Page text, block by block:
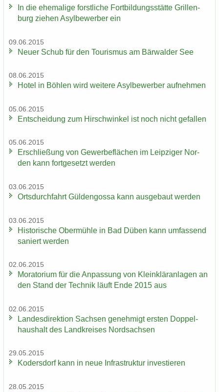
In die ehe­ma­li­ge forst­li­che Fort­bil­dungs­stät­te Gril­len­
burg zie­hen Asyl­be­wer­ber ein
09.06.2015
Neuer Schub für den Tou­ris­mus am Bär­wal­der See
08.06.2015
Hotel in Böh­len wird wei­te­re Asyl­be­wer­ber auf­neh­men
05.06.2015
Ent­schei­dung zum Hirsch­win­kel ist noch nicht ge­fal­len
05.06.2015
Er­schlie­ßung von Ge­wer­be­flä­chen im Leip­zi­ger Nor­
den kann fort­ge­setzt wer­den
03.06.2015
Orts­durch­fahrt Gül­den­gos­sa kann aus­ge­baut wer­den
03.06.2015
His­to­ri­sche Ober­müh­le in Bad Düben kann um­fas­send
sa­niert wer­den
02.06.2015
Mo­ra­to­ri­um für die An­pas­sung von Klein­klär­an­la­gen an
den Stand der Tech­nik läuft Ende 2015 aus
02.06.2015
Lan­des­di­rek­ti­on Sach­sen ge­neh­migt ers­ten Dop­pel­
haus­halt des Land­krei­ses Nord­sach­sen
29.05.2015
Ko­ders­dorf kann in neue In­fra­struk­tur in­ves­tie­ren
28.05.2015